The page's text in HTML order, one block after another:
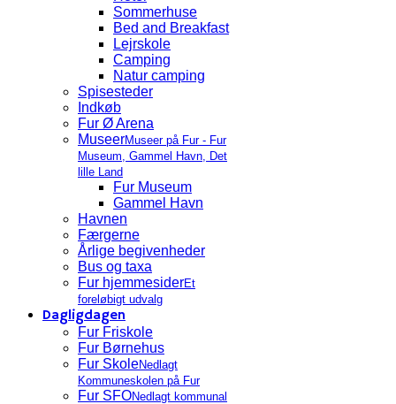
Sommerhuse
Bed and Breakfast
Lejrskole
Camping
Natur camping
Spisesteder
Indkøb
Fur Ø Arena
MuseerMuseer på Fur - Fur
Museum, Gammel Havn, Det
lille Land
Fur Museum
Gammel Havn
Havnen
Færgerne
Årlige begivenheder
Bus og taxa
Fur hjemmesiderEt
foreløbigt udvalg
Dagligdagen
Fur Friskole
Fur Børnehus
Fur SkoleNedlagt
Kommuneskolen på Fur
Fur SFONedlagt kommunal